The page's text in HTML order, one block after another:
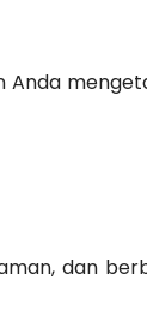
Anda
dan